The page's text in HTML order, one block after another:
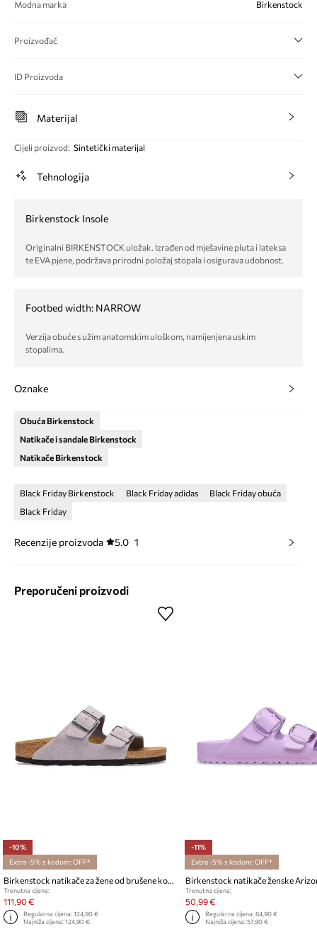
Modna marka Birkenstock
Proizvođač
ID Proizvoda
Materijal
Cijeli proizvod: Sintetički materijal
Tehnologija
Birkenstock Insole
Originalni BIRKENSTOCK uložak. Izrađen od mješavine pluta i lateksa
te EVA pjene, podržava prirodni položaj stopala i osigurava udobnost.
Footbed width: NARROW
Verzija obuće s užim anatomskim uloškom, namijenjena uskim
stopalima.
Oznake
Obuća Birkenstock
Natikače i sandale Birkenstock
Natikače Birkenstock
Black Friday Birkenstock Black Friday adidas
Black Friday obuća
Black Friday
Recenzije proizvoda 5.0 1
Preporučeni proizvodi
-10%
Extra -5% s kodom: OFF*
Trenutna cijena:
111,90 €
Regularna cijena:124,90 €
Najniža cijena:124,90 €
-11%
Extra -5% s kodom: OFF*
Trenutna cijena:
50,99 €
Regularna cijena:64,90 €
Najniža cijena:57,90 €